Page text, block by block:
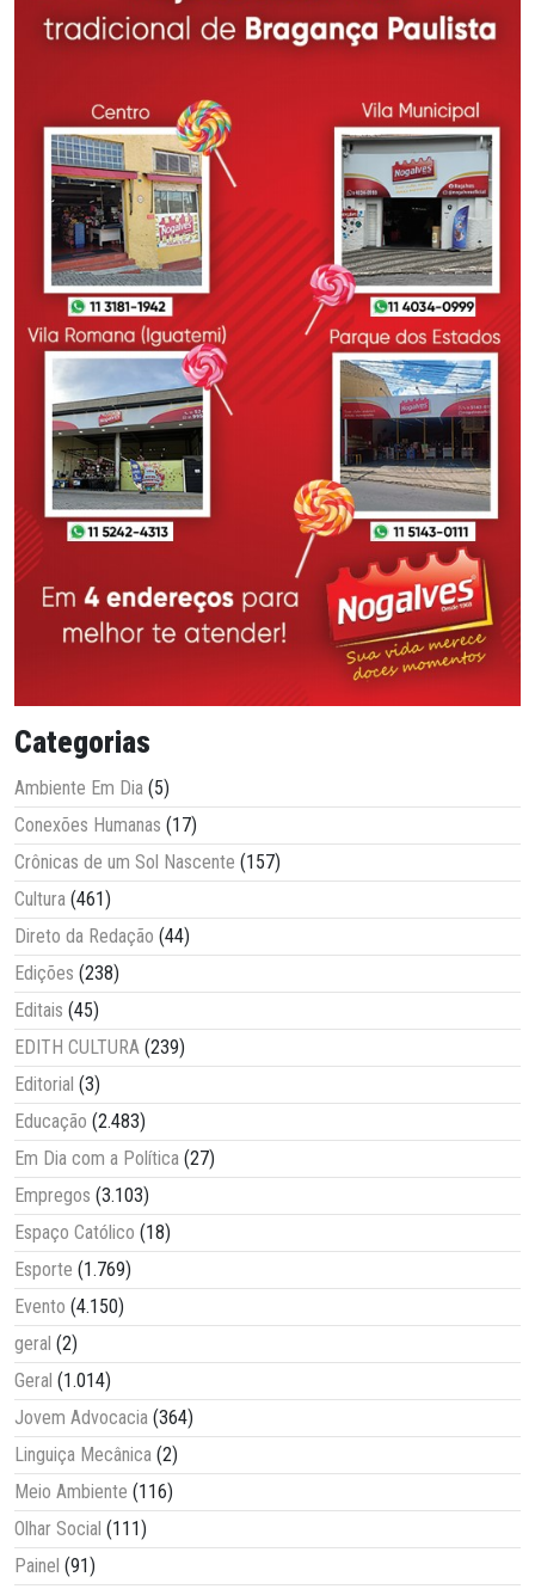
Categorias
Ambiente Em Dia (5)
Conexões Humanas (17)
Crônicas de um Sol Nascente (157)
Cultura (461)
Direto da Redação (44)
Edições (238)
Editais (45)
EDITH CULTURA (239)
Editorial (3)
Educação (2.483)
Em Dia com a Política (27)
Empregos (3.103)
Espaço Católico (18)
Esporte (1.769)
Evento (4.150)
geral (2)
Geral (1.014)
Jovem Advocacia (364)
Linguiça Mecânica (2)
Meio Ambiente (116)
Olhar Social (111)
Painel (91)